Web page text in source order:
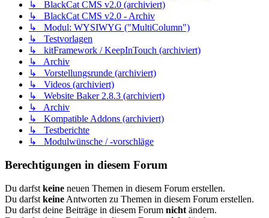
↳ BlackCat CMS v2.0 (archiviert)
↳ BlackCat CMS v2.0 - Archiv
↳ Modul: WYSIWYG ("MultiColumn")
↳ Testvorlagen
↳ kitFramework / KeepInTouch (archiviert)
↳ Archiv
↳ Vorstellungsrunde (archiviert)
↳ Videos (archiviert)
↳ Website Baker 2.8.3 (archiviert)
↳ Archiv
↳ Kompatible Addons (archiviert)
↳ Testberichte
↳ Modulwünsche / -vorschläge
Berechtigungen in diesem Forum
Du darfst keine neuen Themen in diesem Forum erstellen.
Du darfst keine Antworten zu Themen in diesem Forum erstellen.
Du darfst deine Beiträge in diesem Forum nicht ändern.